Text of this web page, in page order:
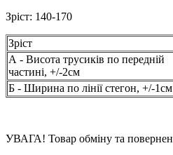
Зріст: 140-170
Зріст
А - Висота трусиків по передній
частині, +/-2см
Б - Ширина по лінії стегон, +/-1см
УВАГА! Товар обміну та